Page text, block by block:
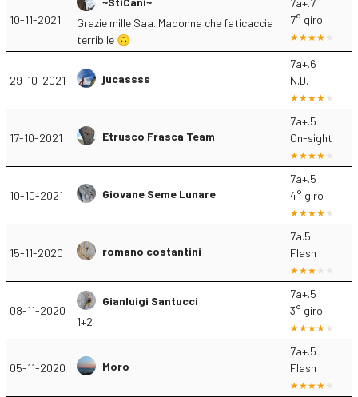
10-11-2021
Grazie mille Saa. Madonna che faticaccia
terribile 🙃
7a+.7
7° giro
29-10-2021 jucassss
7a+.6
N.D.
17-10-2021 Etrusco Frasca Team
7a+.5
On-sight
10-10-2021 Giovane Seme Lunare
7a+.5
4° giro
15-11-2020 romano costantini
7a.5
Flash
08-11-2020
Gianluigi Santucci
1+2
7a+.5
3° giro
05-11-2020 Moro
7a+.5
Flash